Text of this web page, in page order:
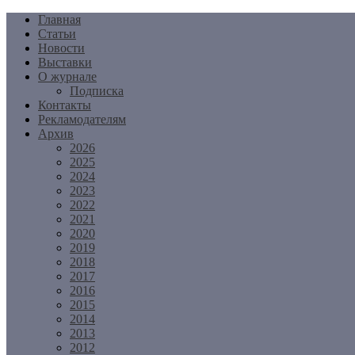
Перейти
содержимому
Главная
Статьи
Новости
Выставки
О журнале
Подписка
Контакты
Рекламодателям
Архив
2026
2025
2024
2023
2022
2021
2020
2019
2018
2017
2016
2015
2014
2013
2012